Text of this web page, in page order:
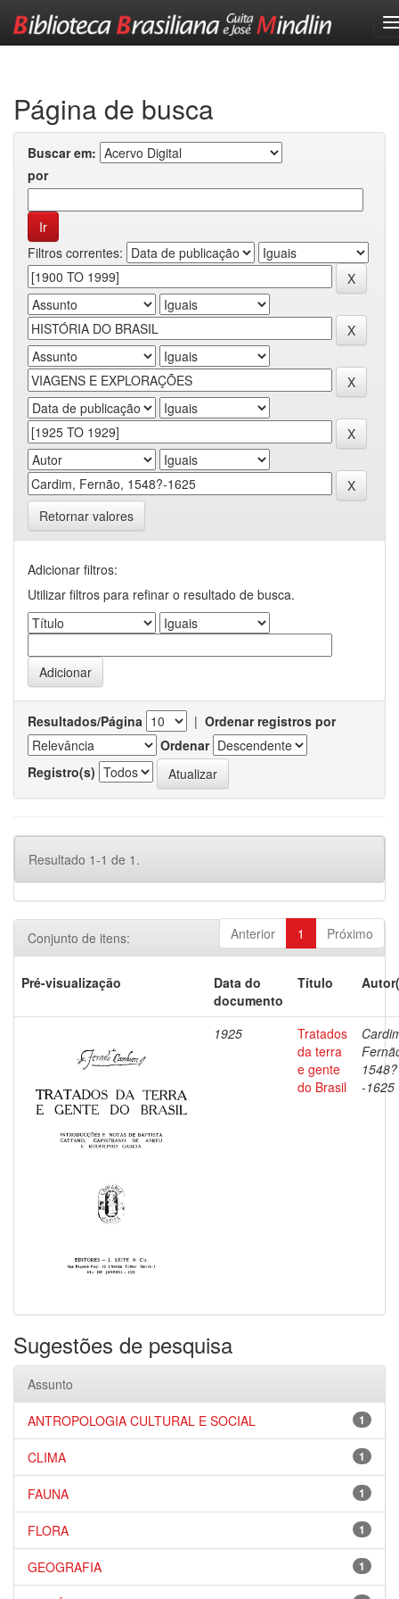
Página de busca
Buscar em:
por
Filtros correntes:
Retornar valores
Adicionar filtros:
Utilizar filtros para refinar o resultado de busca.
Resultados/Página | Ordenar registros por
Ordenar
Registro(s)
Resultado 1-1 de 1.
Anterior 1 Próximo
Conjunto de itens:
Pré-visualização
Data do
documento
Título
1925
Tratados
da terra
e gente
do Brasil
1548?
-1625
Sugestões de pesquisa
Assunto
1
ANTROPOLOGIA CULTURAL E SOCIAL
1
CLIMA
1
FAUNA
1
FLORA
1
GEOGRAFIA